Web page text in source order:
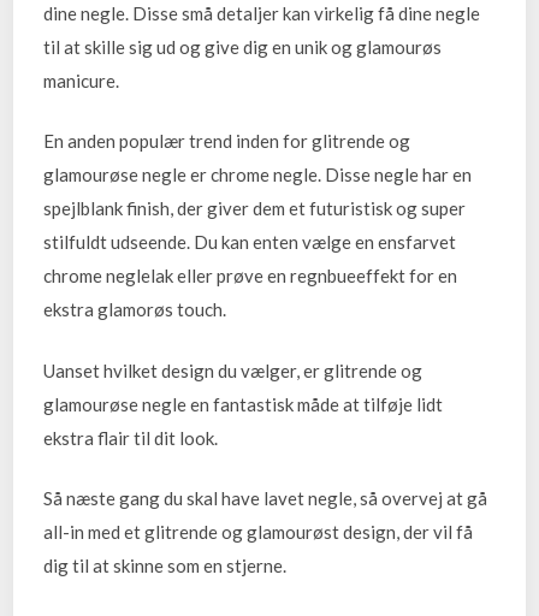
dine negle. Disse små detaljer kan virkelig få dine negle
til at skille sig ud og give dig en unik og glamourøs
manicure.
En anden populær trend inden for glitrende og
glamourøse negle er chrome negle. Disse negle har en
spejlblank finish, der giver dem et futuristisk og super
stilfuldt udseende. Du kan enten vælge en ensfarvet
chrome neglelak eller prøve en regnbueeffekt for en
ekstra glamorøs touch.
Uanset hvilket design du vælger, er glitrende og
glamourøse negle en fantastisk måde at tilføje lidt
ekstra flair til dit look.
Så næste gang du skal have lavet negle, så overvej at gå
all-in med et glitrende og glamourøst design, der vil få
dig til at skinne som en stjerne.